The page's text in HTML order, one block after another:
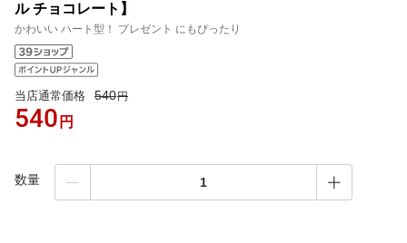
ル チョコレート】
かわいい ハート型！ プレゼント にもぴったり
当店通常価格 540円
540 円
数量